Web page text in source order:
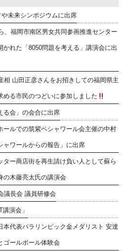
未来シンポジウムに出席
、福岡市南区男女共同参画推進センター
かれた「8050問題を考える」講演会に出
相 山田正彦さんをお招きしての福岡県主
める市民のつどいに参加しました
る会」の会合に出席
ールでの筑紫ペシャワール会主催の中村
ャワールからの報告」に出席
ター商店街を再生請け負い人として蘇ら
の木藤亮太氏の講演会
議長会 議員研修会
演会」
本代表パラリンピック金メダリスト 安達
ゴールボール体験会